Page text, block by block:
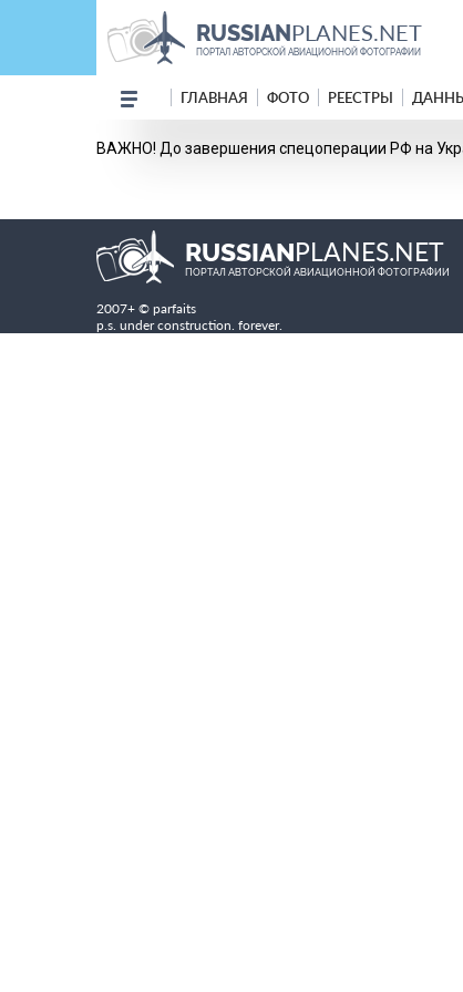
RUSSIANPLANES.NET
ПОРТАЛ АВТОРСКОЙ АВИАЦИОННОЙ ФОТОГРАФИИ
ГЛАВНАЯ ФОТО РЕЕСТРЫ
ВАЖНО! До завершения спецоперации РФ на
RUSSIANPLANES.NET
ПОРТАЛ АВТОРСКОЙ АВИАЦИОННОЙ ФОТОГРАФИИ
2007+ © parfaits
p.s. under construction. forever.